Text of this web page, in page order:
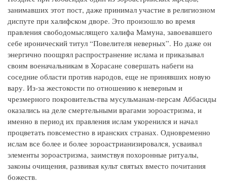
занимавших этот пост, даже принимал участие в религиозном
диспуте при халифском дворе. Это произошло во время
правления свободомыслящего халифа Мамуна, завоевавшего
себе иронический титул “Повелителя неверных”. Но даже он
энергично поощрял распространение ислама и приказывал
своим военачальникам в Хорасане совершать набеги на
соседние области против народов, еще не принявших новую
вару. Из-за жестокости по отношению к неверным и
чрезмерного покровительства мусульманам-персам Аббасиды
оказались на деле смертельными врагами зороастризма, и
именно в период их правления ислам укоренился и начал
процветать повсеместно в иранских странах. Одновременно
ислам все более и более зороастрианизировался, усваивал
элементы зороастризма, заимствуя похоронные ритуалы,
законы очищения, развивая культ святых вместо почитания
божеств.